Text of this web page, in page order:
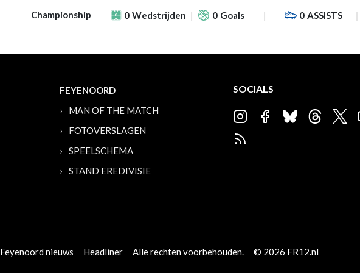
Championship 0 Wedstrijden 0 Goals 0 ASSISTS
FEYENOORD
MAN OF THE MATCH
FOTOVERSLAGEN
SPEELSCHEMA
STAND EREDIVISIE
SOCIALS
Feyenoord nieuws Headliner Alle rechten voorbehouden. © 2026 FR12.nl